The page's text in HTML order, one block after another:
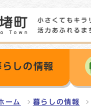
らしの情報
ーム 暮らしの情報